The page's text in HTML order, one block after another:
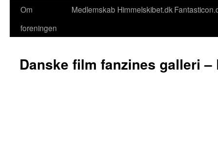
Om
foreningen
Medlemskab Himmelskibet.dk
Danske film fanzines galleri –